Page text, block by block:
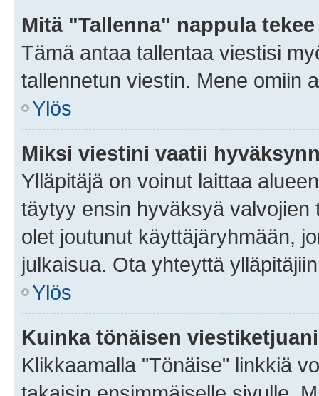
Mitä "Tallenna" nappula
Tämä antaa tallentaa viestisi
tallennetun viestin. Mene omiin
Ylös
Miksi viestini vaatii
Ylläpitäjä on voinut laittaa
täytyy ensin hyväksyä
olet joutunut käyttäjäryhmään,
julkaisua. Ota yhteyttä
Ylös
Kuinka tönäisen
Klikkaamalla "Tönäise" linkkiä